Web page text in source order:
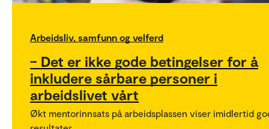
Arbeidsliv, samfunn og velferd
– Det er ikke gode betingelser for å
inkludere sårbare personer i
arbeidslivet vårt
Økt mentorinnsats på arbeidsplassen viser imidlertid